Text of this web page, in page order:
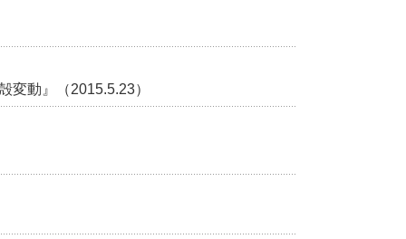
変動』（2015.5.23）